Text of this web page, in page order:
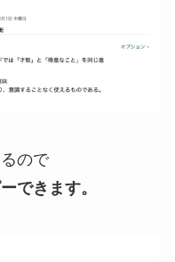
ので
できます。